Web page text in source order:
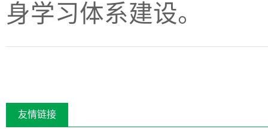
身学习体系建设。
友情链接